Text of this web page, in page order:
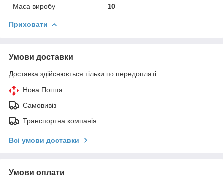
Маса виробу 10
Приховати
Умови доставки
Доставка здійснюється тільки по передоплаті.
Нова Пошта
Самовивіз
Транспортна компанія
Всі умови доставки
Умови оплати